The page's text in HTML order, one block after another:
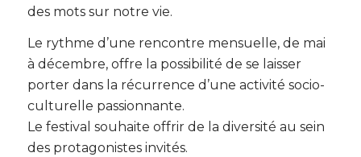
des mots sur notre vie.
Le rythme d’une rencontre mensuelle, de mai
à décembre, offre la possibilité de se laisser
porter dans la récurrence d’une activité socio-
culturelle passionnante.
Le festival souhaite offrir de la diversité au sein
des protagonistes invités.